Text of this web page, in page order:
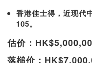
香港佳士得，近现代
105。
估价：
落槌价：